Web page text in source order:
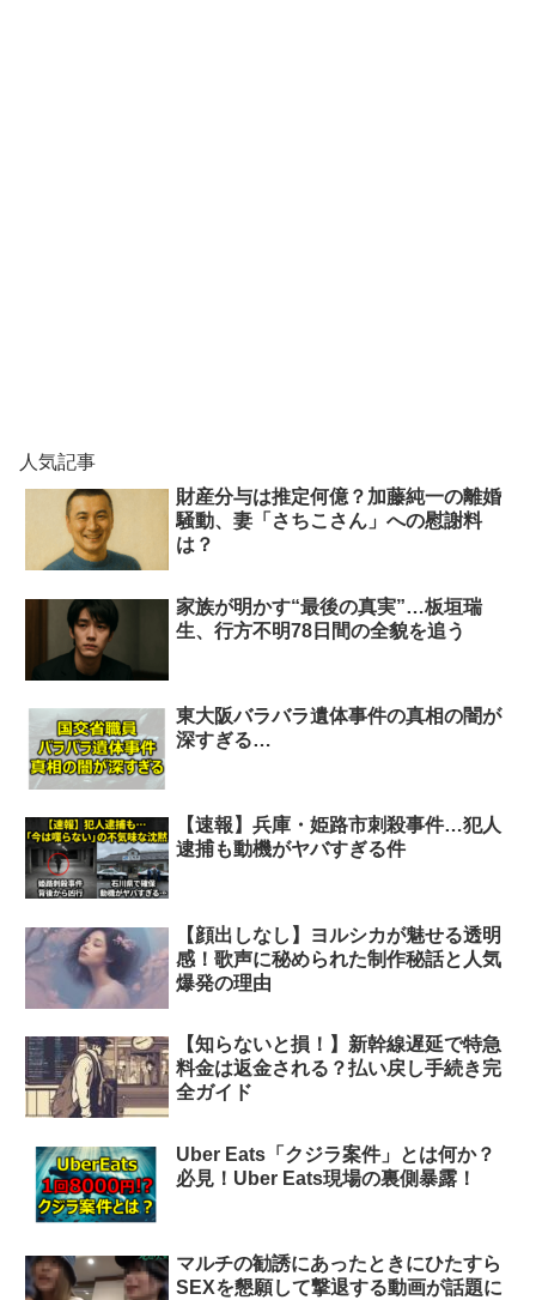
人気記事
財産分与は推定何億？加藤純一の離婚
騒動、妻「さちこさん」への慰謝料
は？
家族が明かす“最後の真実”…板垣瑞
生、行方不明78日間の全貌を追う
東大阪バラバラ遺体事件の真相の闇が
深すぎる…
【速報】兵庫・姫路市刺殺事件…犯人
逮捕も動機がヤバすぎる件
【顔出しなし】ヨルシカが魅せる透明
感！歌声に秘められた制作秘話と人気
爆発の理由
【知らないと損！】新幹線遅延で特急
料金は返金される？払い戻し手続き完
全ガイド
Uber Eats「クジラ案件」とは何か？
必見！Uber Eats現場の裏側暴露！
マルチの勧誘にあったときにひたすら
SEXを懇願して撃退する動画が話題に